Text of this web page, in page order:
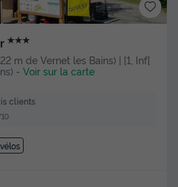
★★★
m de Vernet les Bains) | [1, Inf[
- Voir sur la carte
clients